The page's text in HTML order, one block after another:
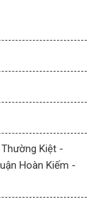
Kiệt -
Hoàn Kiếm -